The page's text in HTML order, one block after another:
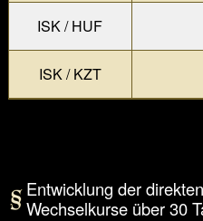
ISK / HUF
ISK / KZT
Entwicklung der
Wechselkurse über 30